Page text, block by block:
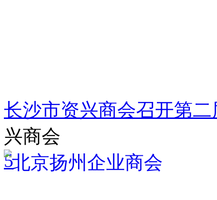
长沙市资兴商会召开第
兴商会
5